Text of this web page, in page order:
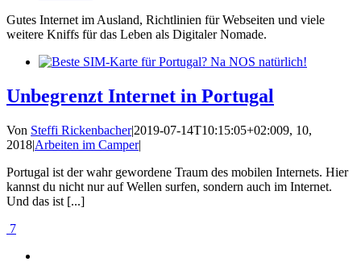
Gutes Internet im Ausland, Richtlinien für Webseiten und viele
weitere Kniffs für das Leben als Digitaler Nomade.
Unbegrenzt Internet in Portugal
Von Steffi Rickenbacher|2019-07-14T10:15:05+02:009, 10,
2018|Arbeiten im Camper|
Portugal ist der wahr gewordene Traum des mobilen Internets. Hier
kannst du nicht nur auf Wellen surfen, sondern auch im Internet.
Und das ist [...]
7